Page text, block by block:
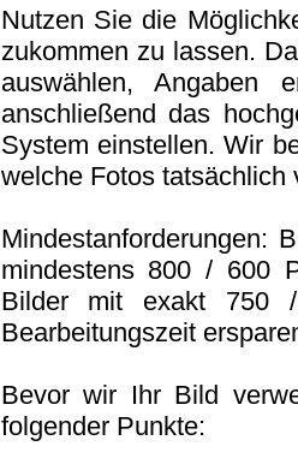
Nutzen Sie die
zukommen zu lassen.
auswählen, Angaben
anschließend das
System einstellen. Wir
welche Fotos tatsächlich
Mindestanforderungen:
mindestens 800 / 600
Bilder mit exakt 750
Bearbeitungszeit
Bevor wir Ihr Bild
folgender Punkte: